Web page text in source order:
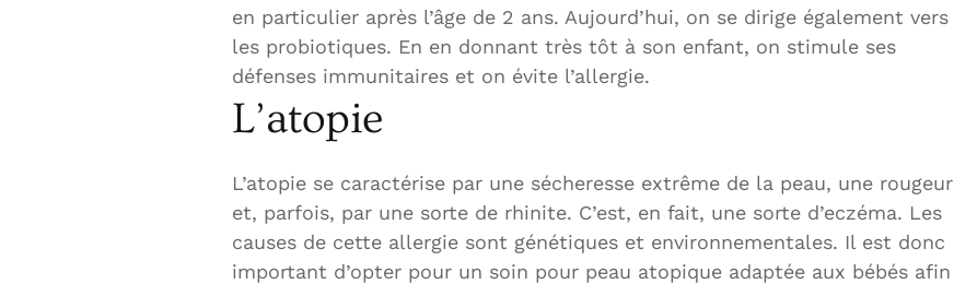
en particulier après l’âge de 2 ans. Aujourd’hui, on se dirige également vers
les probiotiques. En en donnant très tôt à son enfant, on stimule ses
défenses immunitaires et on évite l’allergie.
L’atopie
L’atopie se caractérise par une sécheresse extrême de la peau, une rougeur
et, parfois, par une sorte de rhinite. C’est, en fait, une sorte d’eczéma. Les
causes de cette allergie sont génétiques et environnementales. Il est donc
important d’opter pour un soin pour peau atopique adaptée aux bébés afin